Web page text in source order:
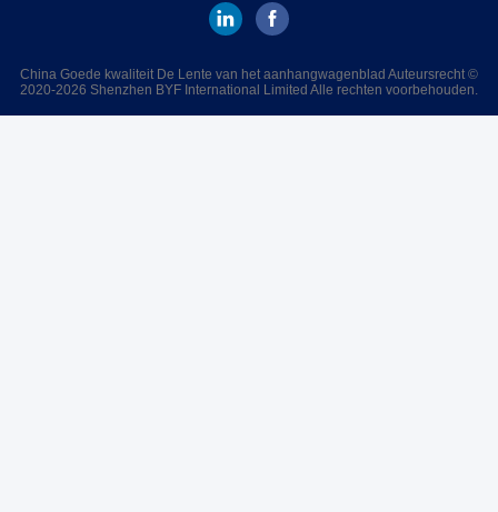
China Goede kwaliteit De Lente van het aanhangwagenblad Auteursrecht ©
2020-2026 Shenzhen BYF International Limited Alle rechten voorbehouden.